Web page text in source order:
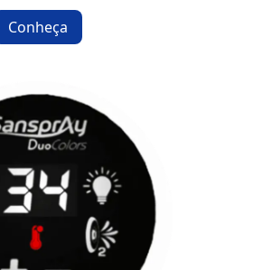
Conheça